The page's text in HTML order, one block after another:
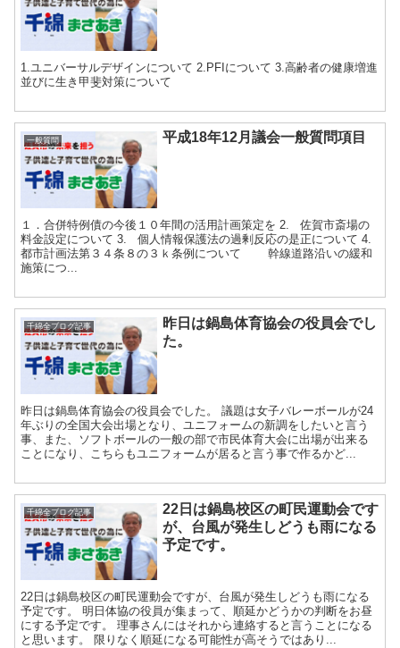
1.ユニバーサルデザインについて 2.PFIについて 3.高齢者の健康増進
並びに生き甲斐対策について
一般質問 平成18年12月議会一般質問項目
１．合併特例債の今後１０年間の活用計画策定を 2. 佐賀市斎場の
料金設定について 3. 個人情報保護法の過剰反応の是正について 4.
都市計画法第３４条８の３ｋ条例について 幹線道路沿いの緩和
施策につ...
千綿全ブログ記事
昨日は鍋島体育協会の役員会でし
た。
昨日は鍋島体育協会の役員会でした。 議題は女子バレーボールが24
年ぶりの全国大会出場となり、ユニフォームの新調をしたいと言う
事、また、ソフトボールの一般の部で市民体育大会に出場が出来る
ことになり、こちらもユニフォームが居ると言う事で作るかど...
千綿全ブログ記事
22日は鍋島校区の町民運動会です
が、台風が発生しどうも雨になる
予定です。
22日は鍋島校区の町民運動会ですが、台風が発生しどうも雨になる
予定です。 明日体協の役員が集まって、順延かどうかの判断をお昼
にする予定です。 理事さんにはそれから連絡すると言うことになる
と思います。 限りなく順延になる可能性が高そうではあり...